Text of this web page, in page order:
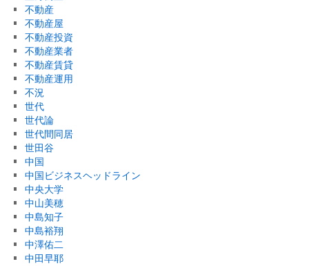
不動産
不動産屋
不動産投資
不動産業者
不動産賃貸
不動産運用
不況
世代
世代論
世代間同居
世田谷
中国
中国ビジネスヘッドライン
中央大学
中山美穂
中島知子
中島裕翔
中澤佑二
中田早耶